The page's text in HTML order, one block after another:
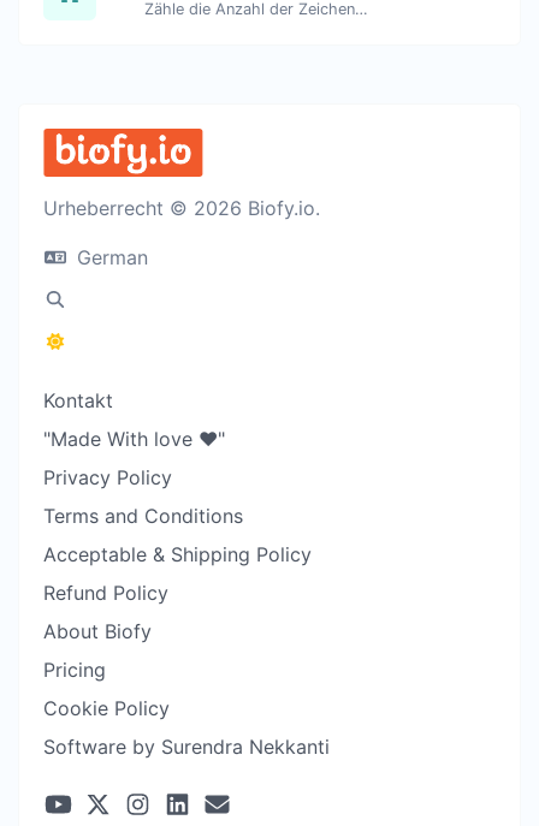
Zähle die Anzahl der Zeichen und Wörter eines gegebenen Textes.
Urheberrecht © 2026 Biofy.io.
German
Kontakt
"Made With love ❤️"
Privacy Policy
Terms and Conditions
Acceptable & Shipping Policy
Refund Policy
About Biofy
Pricing
Cookie Policy
Software by Surendra Nekkanti